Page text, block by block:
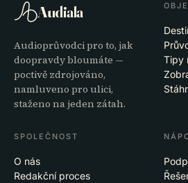
Audiala
Audioprůvodci pro to, jak
doopravdy bloumáte —
poctivě zdrojováno,
namluveno pro ulici,
staženo na jeden zátah.
Tipy
SPOLEČNOST
O nás
Redakční proces